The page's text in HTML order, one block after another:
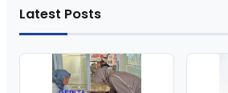
Latest Posts